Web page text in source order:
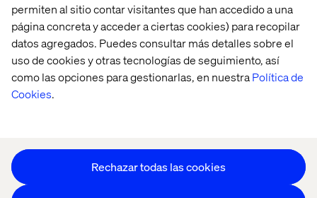
permiten al sitio contar visitantes que han accedido a una
página concreta y acceder a ciertas cookies) para recopilar
datos agregados. Puedes consultar más detalles sobre el
uso de cookies y otras tecnologías de seguimiento, así
como las opciones para gestionarlas, en nuestraPolítica de
Cookies.
Rechazar todas las cookies
Configuración de cookies
Aviso de Privacidad